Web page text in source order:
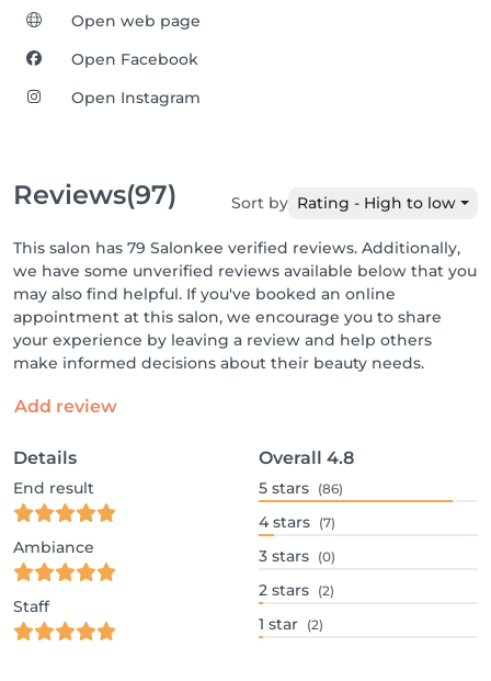
Open web page
Open Facebook
Open Instagram
Reviews(97) Sort by Rating - High to low
This salon has 79 Salonkee verified reviews. Additionally,
we have some unverified reviews available below that you
may also find helpful. If you've booked an online
appointment at this salon, we encourage you to share
your experience by leaving a review and help others
make informed decisions about their beauty needs.
Add review
Details
End result
Ambiance
Staff
Overall 4.8
5 stars (86)
4 stars (7)
3 stars (0)
2 stars (2)
1 star (2)